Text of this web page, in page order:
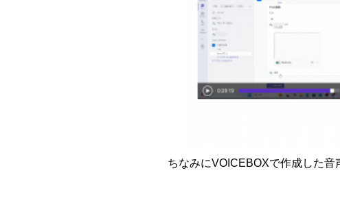
ちなみにVOICEBOXで作成した音